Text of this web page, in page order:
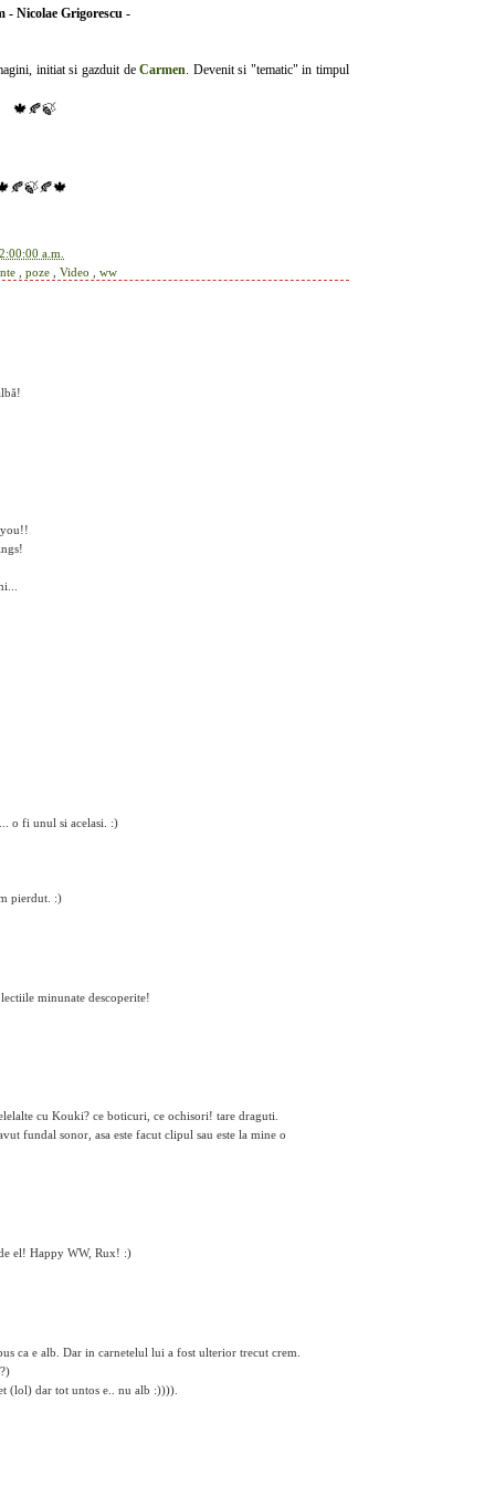
- Nicolae Grigorescu -
initiat si gazduit deCarmen. Devenit si "tematic" in timpul
🍁🍂🍃
🍂🍁
a.m.
poze Video ww
o fi unul si acelasi. :)
pierdut. :)
minunate descoperite!
cu Kouki? ce boticuri, ce ochisori! tare draguti.
fundal sonor, asa este facut clipul sau este la mine o
el! Happy WW, Rux! :)
ca e alb. Dar in carnetelul lui a fost ulterior trecut crem.
(lol) dar tot untos e.. nu alb :)))).